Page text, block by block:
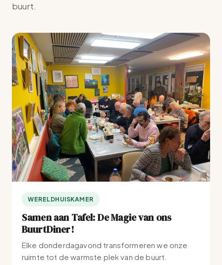
buurt.
WERELDHUISKAMER
Samen aan Tafel: De Magie van ons
BuurtDiner!
Elke donderdagavond transformeren we onze
ruimte tot de warmste plek van de buurt.